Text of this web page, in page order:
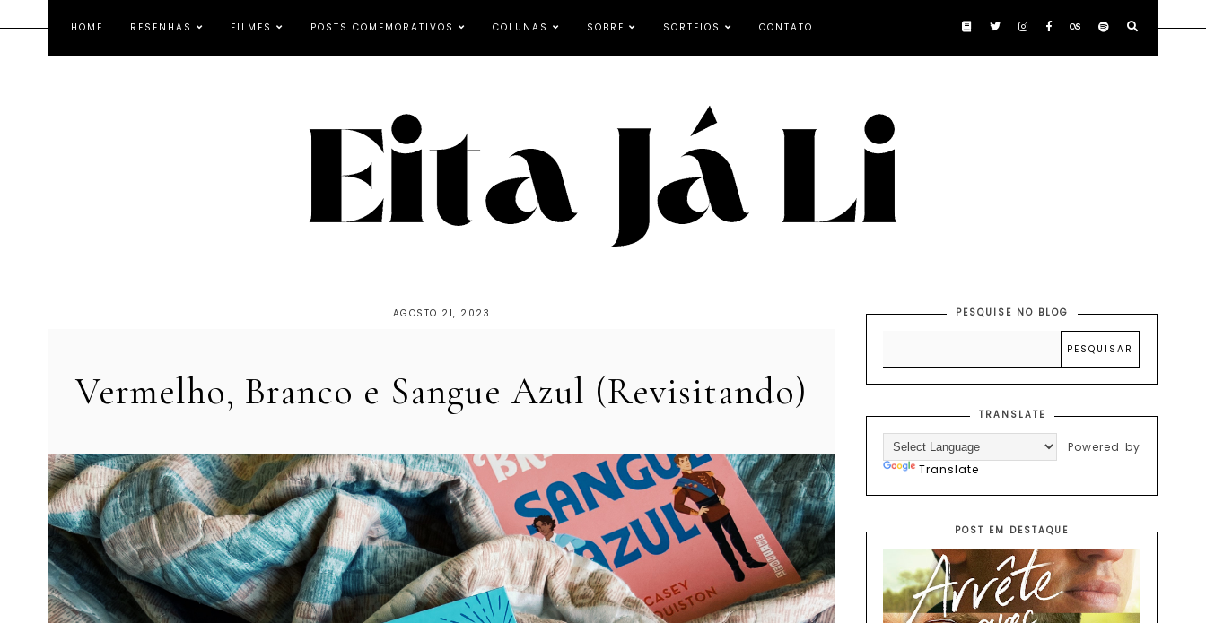
HOME RESENHAS FILMES POSTS COMEMORATIVOS COLUNAS SOBRE SORTEIOS CONTATO
AGOSTO 21, 2023
Vermelho, Branco e Sangue Azul (Revisitando)
PESQUISE NO BLOG
TRANSLATE
Powered by
Translate
POST EM DESTAQUE